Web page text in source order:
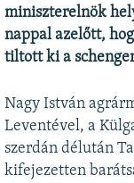
miniszterelnök
nappal azelőtt,
tiltott ki a
Nagy István
Leventével, a
szerdán délután
kifejezetten